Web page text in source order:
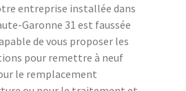
entreprise installée dans
Garonne 31 est faussée
de vous proposer les
pour remettre à neuf
le remplacement